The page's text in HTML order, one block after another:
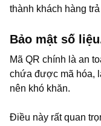
thành khách hàng
Bảo mật số
Mã QR chính là an
chứa được mã hóa,
nên khó khăn.
Điều này rất quan